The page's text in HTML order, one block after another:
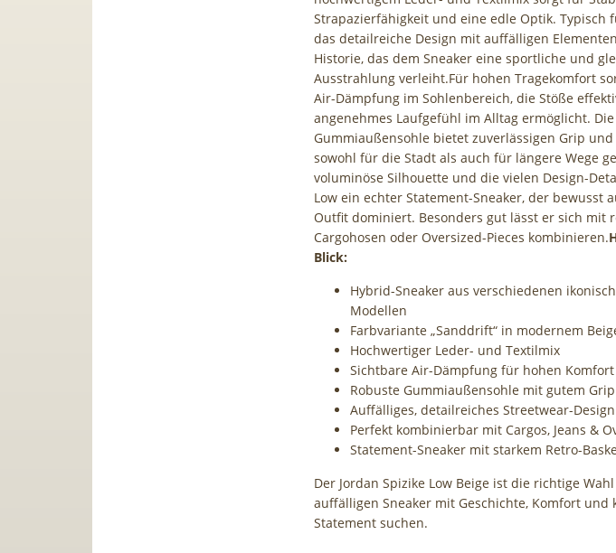
Strapazierfähigkeit und eine edle Optik. Typisch
das detailreiche Design mit auffälligen
Historie, das dem Sneaker eine sportliche und
Ausstrahlung verleiht.Für hohen Tragekomfort
Air-Dämpfung im Sohlenbereich, die Stöße
angenehmes Laufgefühl im Alltag ermöglicht.
Gummiaußensohle bietet zuverlässigen Grip
sowohl für die Stadt als auch für längere Wege
voluminöse Silhouette und die vielen Design-
Low ein echter Statement-Sneaker, der bewusst
Outfit dominiert. Besonders gut lässt er sich mit
Cargohosen oder Oversized-Pieces kombinieren.
Blick:
Hybrid-Sneaker aus verschiedenen
Modellen
Farbvariante „Sanddrift“ in modernem
Hochwertiger Leder- und Textilmix
Sichtbare Air-Dämpfung für hohen Komfort
Robuste Gummiaußensohle mit gutem Grip
Auffälliges, detailreiches Streetwear-Design
Perfekt kombinierbar mit Cargos, Jeans &
Statement-Sneaker mit starkem Retro-
Der Jordan Spizike Low Beige ist die richtige
auffälligen Sneaker mit Geschichte, Komfort und
Statement suchen.